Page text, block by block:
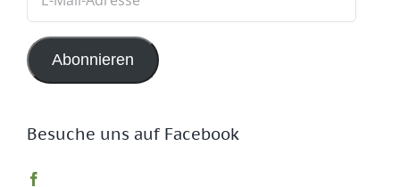
Adresse
Abonnieren
Besuche uns auf Facebook